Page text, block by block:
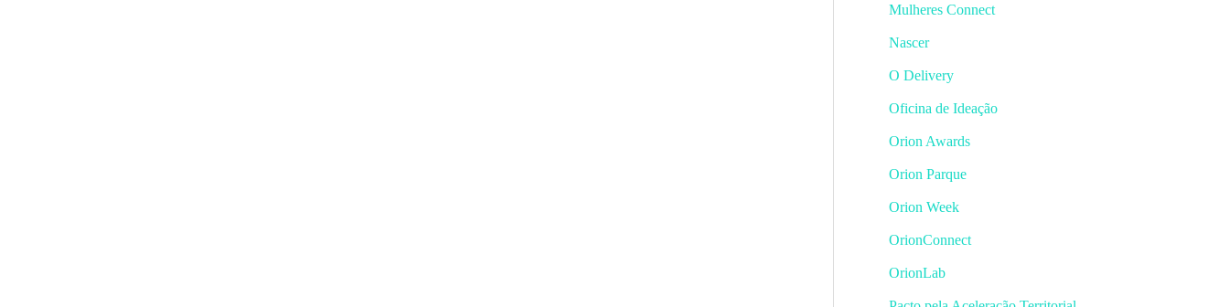
Mulheres Connect
Nascer
O Delivery
Oficina de Ideação
Orion Awards
Orion Parque
Orion Week
OrionConnect
OrionLab